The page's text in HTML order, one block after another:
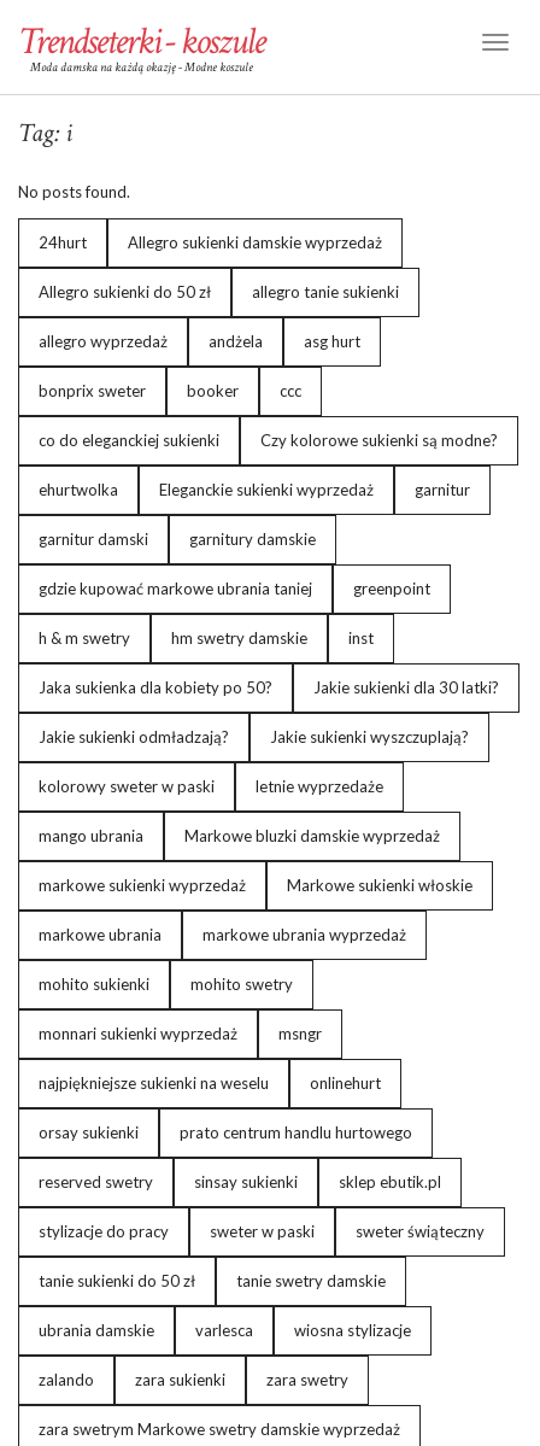
Trendseterki - koszule
Moda damska na każdą okazję - Modne koszule
Tag: i
No posts found.
24hurt Allegro sukienki damskie wyprzedaż
Allegro sukienki do 50 zł allegro tanie sukienki
allegro wyprzedaż andżela asg hurt
bonprix sweter booker ccc
co do eleganckiej sukienki Czy kolorowe sukienki są modne?
ehurtwolka Eleganckie sukienki wyprzedaż garnitur
garnitur damski garnitury damskie
gdzie kupować markowe ubrania taniej greenpoint
h & m swetry hm swetry damskie inst
Jaka sukienka dla kobiety po 50? Jakie sukienki dla 30 latki?
Jakie sukienki odmładzają? Jakie sukienki wyszczuplają?
kolorowy sweter w paski letnie wyprzedaże
mango ubrania Markowe bluzki damskie wyprzedaż
markowe sukienki wyprzedaż Markowe sukienki włoskie
markowe ubrania markowe ubrania wyprzedaż
mohito sukienki mohito swetry
monnari sukienki wyprzedaż msngr
najpiękniejsze sukienki na weselu onlinehurt
orsay sukienki prato centrum handlu hurtowego
reserved swetry sinsay sukienki sklep ebutik.pl
stylizacje do pracy sweter w paski sweter świąteczny
tanie sukienki do 50 zł tanie swetry damskie
ubrania damskie varlesca wiosna stylizacje
zalando zara sukienki zara swetry
zara swetrym Markowe swetry damskie wyprzedaż